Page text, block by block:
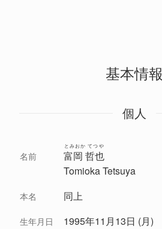
基本情報
個人
名前 富岡 哲也
とみおか てつや
Tomioka Tetsuya
本名 同上
生年月日 1995年11月13日 (月)